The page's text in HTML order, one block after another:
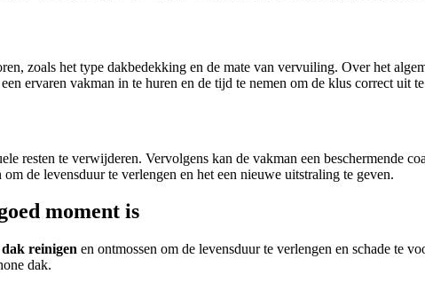
zoals het type dakbedekking en de mate van vervuiling. Over het
ervaren vakman in te huren en de tijd te nemen om de klus correct uit
resten te verwijderen. Vervolgens kan de vakman een beschermende
de levensduur te verlengen en het een nieuwe uitstraling te geven.
moment is
dak reinigen en ontmossen om de levensduur te verlengen en schade te
dak.